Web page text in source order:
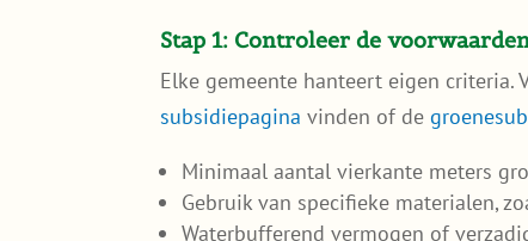
Stap 1: Controleer de
Elke gemeente hanteert eigen criteria.
subsidiepagina vinden of de
Minimaal aantal vierkante meters
Gebruik van specifieke materialen,
Waterbufferend vermogen of